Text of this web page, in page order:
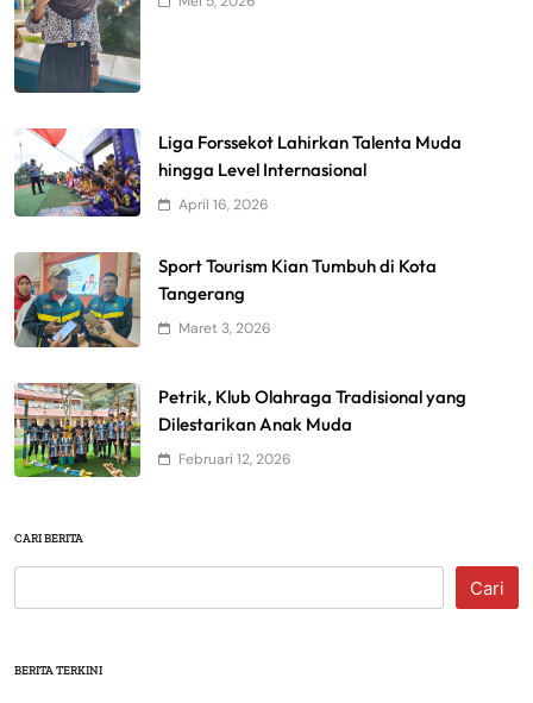
Liga Forssekot Lahirkan Talenta Muda
hingga Level Internasional
April 16, 2026
Sport Tourism Kian Tumbuh di Kota
Tangerang
Maret 3, 2026
Petrik, Klub Olahraga Tradisional yang
Dilestarikan Anak Muda
Februari 12, 2026
CARI BERITA
Cari
BERITA TERKINI